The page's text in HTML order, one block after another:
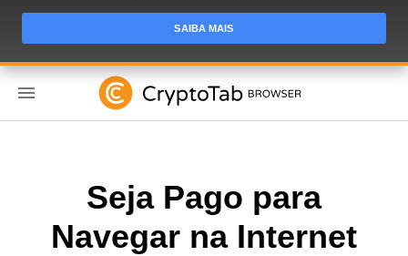
SAIBA MAIS
Seja Pago para
Navegar na Internet